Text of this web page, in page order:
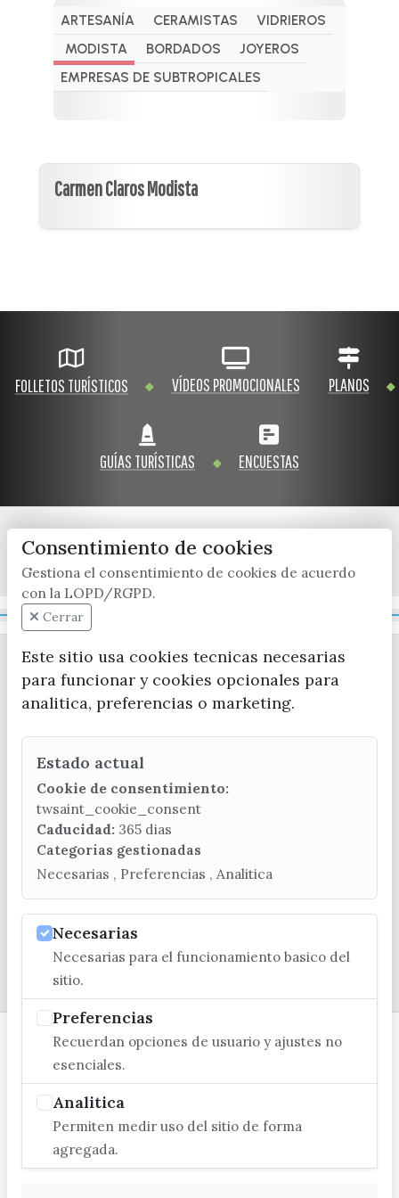
ARTESANÍA CERAMISTAS
VIDRIEROS
MODISTA
BORDADOS
JOYEROS
EMPRESAS DE SUBTROPICALES
Carmen Claros Modista
FOLLETOS TURÍSTICOS VÍDEOS PROMOCIONALES PLANOS
GUÍAS TURÍSTICAS ENCUESTAS
x / twitter facebook youtube instagram
CONTACTA CON LA OFICINA DE TURISMO
(+34) 952 541 104
turismo@velezmalaga.es
C/ Poniente, 2. CP 29740 - Torre del Mar
Consentimiento de cookies
Gestiona el consentimiento de cookies de acuerdo
con la LOPD/RGPD.
Cerrar
Este sitio usa cookies tecnicas necesarias
para funcionar y cookies opcionales para
analitica, preferencias o marketing.
Estado actual
Cookie de consentimiento:
twsaint_cookie_consent
Caducidad: 365 dias
Categorias gestionadas
Necesarias , Preferencias , Analitica
Necesarias
Necesarias para el funcionamiento basico del
sitio.
Preferencias
Recuerdan opciones de usuario y ajustes no
esenciales.
Analitica
Permiten medir uso del sitio de forma
agregada.